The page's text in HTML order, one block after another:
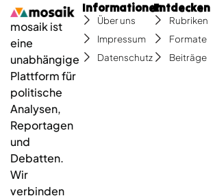
mosaik ist
eine
unabhängige
Plattform für
politische
Analysen,
Reportagen
und
Debatten.
Wir
verbinden
Informationen
Über uns
Impressum
Datenschutz
Entdecken
Rubriken
Formate
Beiträge